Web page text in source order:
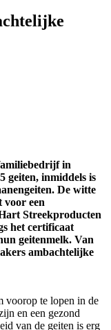
in
geiten, inmiddels is
De witte
voor een
Streekproducten
het certificaat
geitenmelk. Van
ambachtelijke
voorop te lopen in de
en een gezond
van de geiten is erg